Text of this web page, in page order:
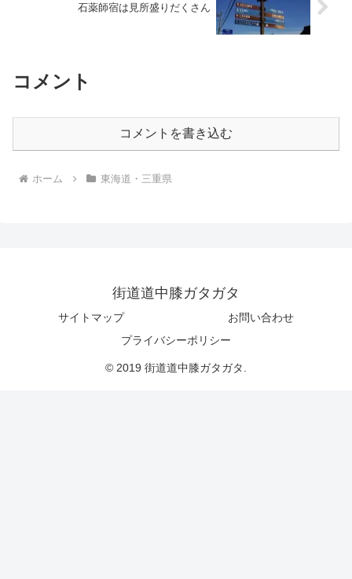
石薬師宿は見所盛りだくさん
コメント
コメントを書き込む
ホーム 東海道・三重県
街道道中膝ガタガタ
サイトマップ
お問い合わせ
プライバシーポリシー
© 2019 街道道中膝ガタガタ.